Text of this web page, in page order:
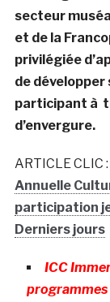
secteur
et de la
privilégiée
de
participant à
d’envergure.
ARTICLE CLIC :
Annuelle
participation
Derniers jours
ICC
programmes